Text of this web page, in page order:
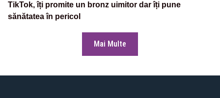
TikTok, îți promite un bronz uimitor dar îți pune
sănătatea în pericol
Mai Multe